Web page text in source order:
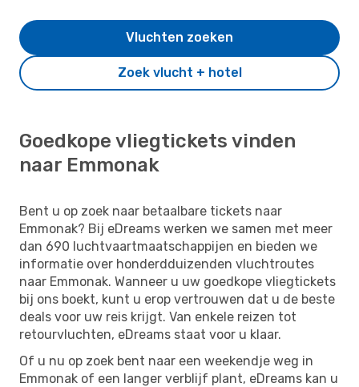
Zoek vlucht + hotel
Vluchten zoeken
Goedkope vliegtickets vinden
naar Emmonak
Bent u op zoek naar betaalbare tickets naar
Emmonak? Bij eDreams werken we samen met meer
dan 690 luchtvaartmaatschappijen en bieden we
informatie over honderdduizenden vluchtroutes
naar Emmonak. Wanneer u uw goedkope vliegtickets
bij ons boekt, kunt u erop vertrouwen dat u de beste
deals voor uw reis krijgt. Van enkele reizen tot
retourvluchten, eDreams staat voor u klaar.
Of u nu op zoek bent naar een weekendje weg in
Emmonak of een langer verblijf plant, eDreams kan u